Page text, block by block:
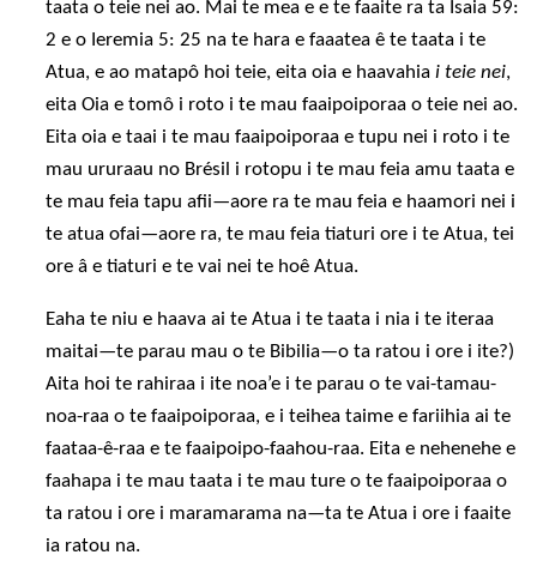
taata o teie nei ao. Mai te mea e e te faaite ra ta Isaia 59:
2 e o Ieremia 5: 25 na te hara e faaatea ê te taata i te
Atua, e ao matapô hoi teie, eita oia e haavahiai teie nei,
eita Oia e tomô i roto i te mau faaipoiporaa o teie nei ao.
Eita oia e taai i te mau faaipoiporaa e tupu nei i roto i te
mau ururaau no Brésil i rotopu i te mau feia amu taata e
te mau feia tapu afii—aore ra te mau feia e haamori nei i
te atua ofai—aore ra, te mau feia tiaturi ore i te Atua, tei
ore â e tiaturi e te vai nei te hoê Atua.
Eaha te niu e haava ai te Atua i te taata i nia i te iteraa
maitai—te parau mau o te Bibilia—o ta ratou i ore i ite?)
Aita hoi te rahiraa i ite noa’e i te parau o te vai-tamau-
noa-raa o te faaipoiporaa, e i teihea taime e fariihia ai te
faataa-ê-raa e te faaipoipo-faahou-raa. Eita e nehenehe e
faahapa i te mau taata i te mau ture o te faaipoiporaa o
ta ratou i ore i maramarama na—ta te Atua i ore i faaite
ia ratou na.